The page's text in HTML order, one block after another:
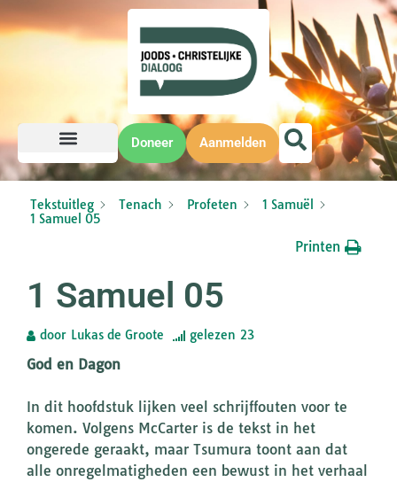
Doneer Aanmelden
Tekstuitleg Tenach Profeten
1 Samuël
1 Samuel 05
Printen
1 Samuel 05
door Lukas de Groote gelezen 23
God en Dagon
In dit hoofdstuk lijken veel schrijffouten voor te
komen. Volgens McCarter is de tekst in het
ongerede geraakt, maar Tsumura toont aan dat
alle onregelmatigheden een bewust in het verhaal